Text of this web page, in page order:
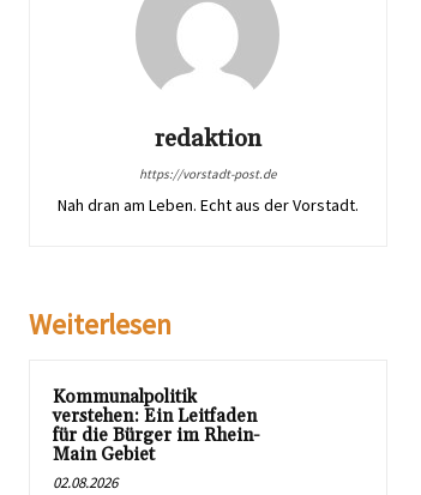
redaktion
https://vorstadt-post.de
Nah dran am Leben. Echt aus der Vorstadt.
Weiterlesen
Kommunalpolitik
verstehen: Ein Leitfaden
für die Bürger im Rhein-
Main Gebiet
02.08.2026